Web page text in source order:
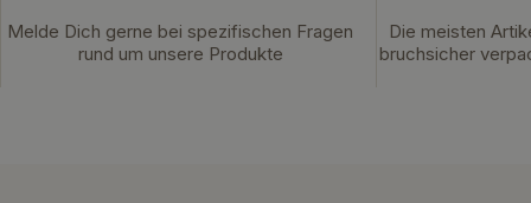
Melde Dich gerne bei spezifischen Fragen
rund um unsere Produkte
Die meisten
bruchsicher